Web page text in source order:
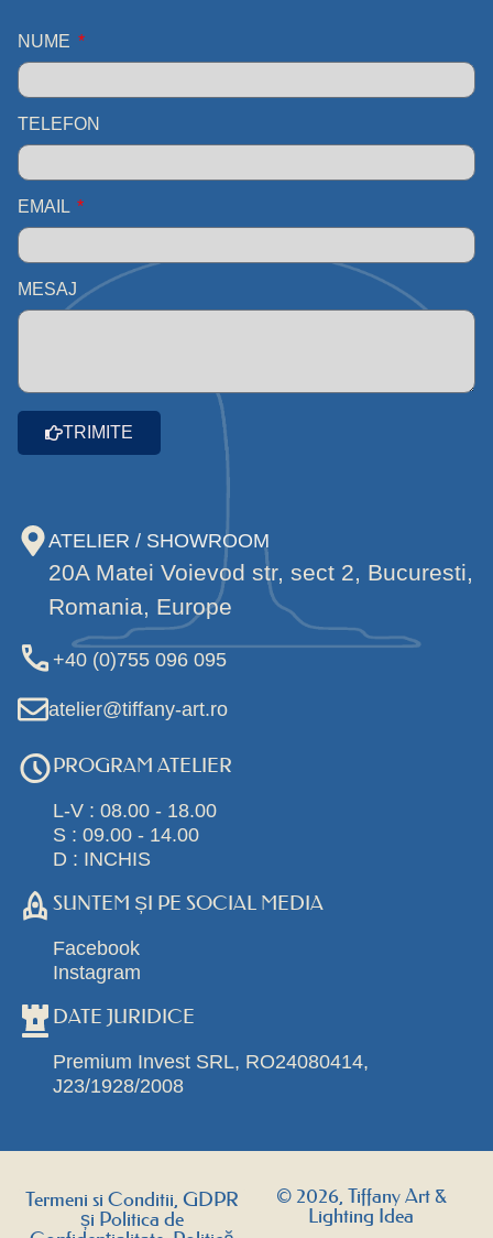
NUME
TELEFON
EMAIL
MESAJ
TRIMITE
ATELIER / SHOWROOM
20A Matei Voievod str, sect 2, Bucuresti,
Romania, Europe
+40 (0)755 096 095
atelier@tiffany-art.ro
PROGRAM ATELIER
L-V : 08.00 - 18.00
S : 09.00 - 14.00
D : INCHIS
SUNTEM ȘI PE SOCIAL MEDIA
Facebook
Instagram
DATE JURIDICE
Premium Invest SRL, RO24080414,
J23/1928/2008
Termeni si Conditii, GDPR
și Politica de
© 2026, Tiffany Art &
Lighting Idea